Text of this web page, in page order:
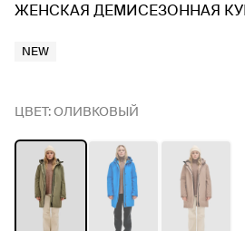
NEW
ЖЕНСКАЯ ДЕМИСЕЗОННАЯ
ЦВЕТ: ОЛИВКОВЫЙ